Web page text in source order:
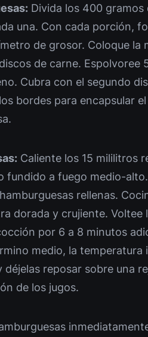
Divida los 400 gramos
una. Con cada porción,
de grosor. Coloque la
de carne. Espolvoree
Cubra con el segundo
bordes para encapsular
Caliente los 15 mililitros
fundido a fuego medio-
rellenas.
dorada y crujiente. Voltee
por 6 a 8 minutos
medio, la temperatura
reposar sobre una
de los jugos.